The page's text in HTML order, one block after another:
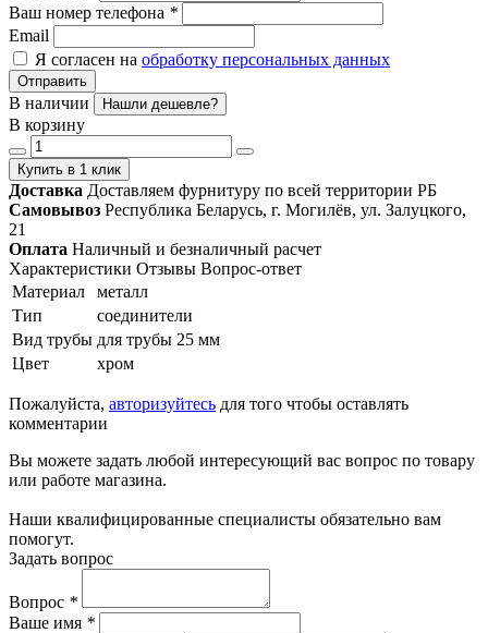
Ваш номер телефона *
Email
Я согласен на обработку персональных данных
Отправить
В наличии Нашли дешевле?
В корзину
Купить в 1 клик
Доставка Доставляем фурнитуру по всей территории РБ
Самовывоз Республика Беларусь, г. Могилёв, ул. Залуцкого,
21
Оплата Наличный и безналичный расчет
Характеристики Отзывы Вопрос-ответ
Материал
металл
Тип
соединители
Вид трубы для трубы 25 мм
Цвет
хром
Пожалуйста, авторизуйтесь для того чтобы оставлять
комментарии
Вы можете задать любой интересующий вас вопрос по товару
или работе магазина.
Наши квалифицированные специалисты обязательно вам
помогут.
Задать вопрос
Вопрос *
Ваше имя *